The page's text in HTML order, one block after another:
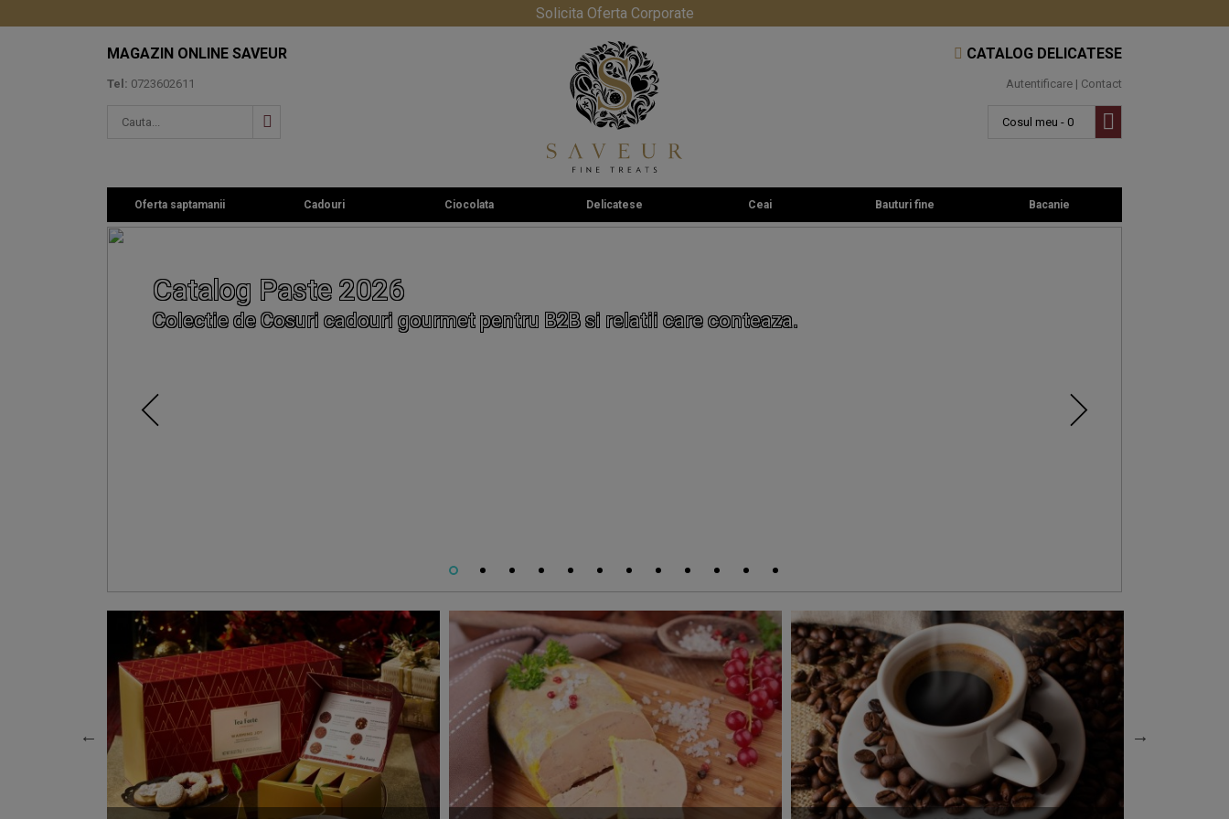
Solicita Oferta Corporate
MAGAZIN ONLINE SAVEUR
Tel: 0723602611
CATALOG DELICATESE
Autentificare | Contact
Cosul meu - 0
Oferta saptamanii Cadouri Ciocolata Delicatese Ceai Bauturi fine Bacanie
Catalog Paste 2026
Colectie de Cosuri cadouri gourmet pentru B2B si relatii care conteaza.